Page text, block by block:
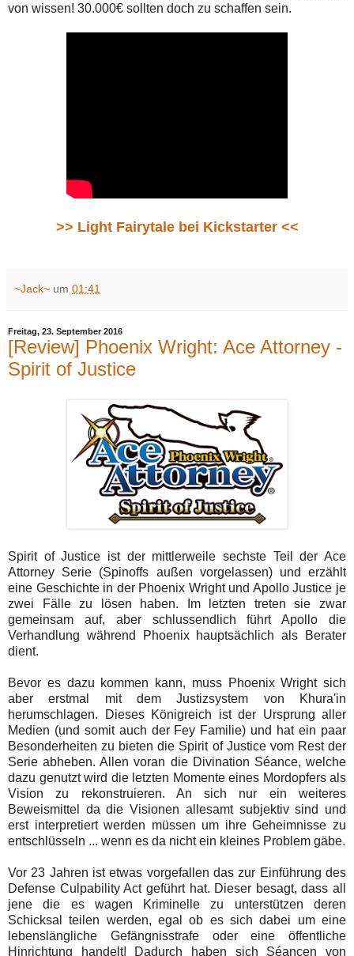
von wissen! 30.000€ sollten doch zu schaffen sein.
>> Light Fairytale bei Kickstarter <<
~Jack~ um 01:41
Freitag, 23. September 2016
[Review] Phoenix Wright: Ace Attorney -
Spirit of Justice
Spirit of Justice ist der mittlerweile sechste Teil der Ace
Attorney Serie (Spinoffs außen vorgelassen) und erzählt
eine Geschichte in der Phoenix Wright und Apollo Justice je
zwei Fälle zu lösen haben. Im letzten treten sie zwar
gemeinsam auf, aber schlussendlich führt Apollo die
Verhandlung während Phoenix hauptsächlich als Berater
dient.
Bevor es dazu kommen kann, muss Phoenix Wright sich
aber erstmal mit dem Justizsystem von Khura'in
herumschlagen. Dieses Königreich ist der Ursprung aller
Medien (und somit auch der Fey Familie) und hat ein paar
Besonderheiten zu bieten die Spirit of Justice vom Rest der
Serie abheben. Allen voran die Divination Séance, welche
dazu genutzt wird die letzten Momente eines Mordopfers als
Vision zu rekonstruieren. An sich nur ein weiteres
Beweismittel da die Visionen allesamt subjektiv sind und
erst interpretiert werden müssen um ihre Geheimnisse zu
entschlüsseln ... wenn es da nicht ein kleines Problem gäbe.
Vor 23 Jahren ist etwas vorgefallen das zur Einführung des
Defense Culpability Act geführt hat. Dieser besagt, dass all
jene die es wagen Kriminelle zu unterstützen deren
Schicksal teilen werden, egal ob es sich dabei um eine
lebenslängliche Gefängnisstrafe oder eine öffentliche
Hinrichtung handelt! Dadurch haben sich Séancen von